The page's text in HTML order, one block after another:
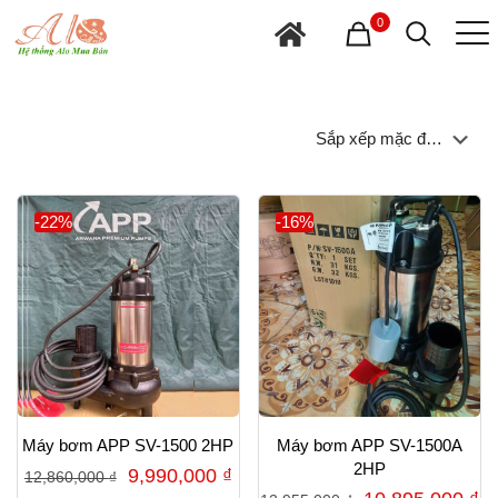
0
-22%
Máy bơm APP SV-1500 2HP
12,860,000₫
Giá
9,990,000 ₫Giá
-16%
Máy bơm APP SV-1500A
2HP